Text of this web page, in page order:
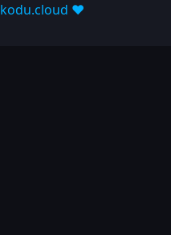
kodu.cloud ❤️